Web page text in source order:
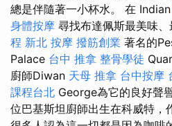
總是伴隨著一小杯水。 在 Indian
身體按摩 尋找布達佩斯最美味、
程 新北 按摩 撥筋創業 著名的
Palace 台中 推拿 整骨學徒
廚師Diwan 天母 推拿 台中按摩
課程台北 George為它的良好聲
位巴基斯坦廚師出生在科威特，